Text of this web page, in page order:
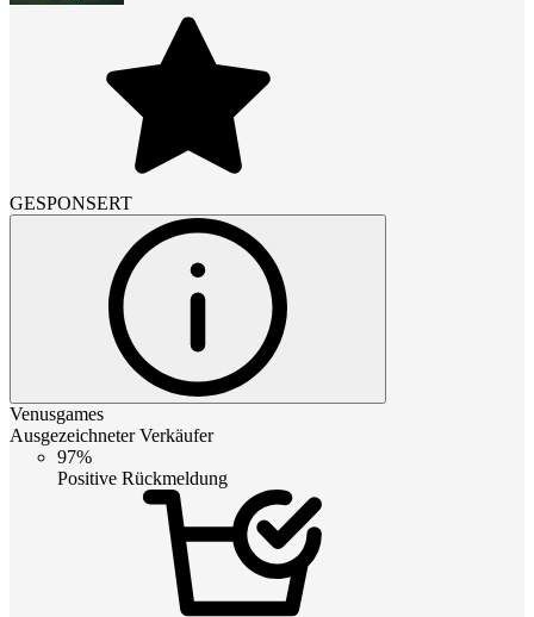
GESPONSERT
Venusgames
Ausgezeichneter Verkäufer
97%
Positive Rückmeldung